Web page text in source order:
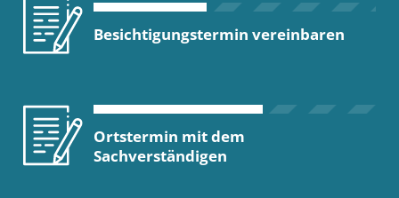
Besichtigungstermin vereinbaren
Ortstermin mit dem
Sachverständigen